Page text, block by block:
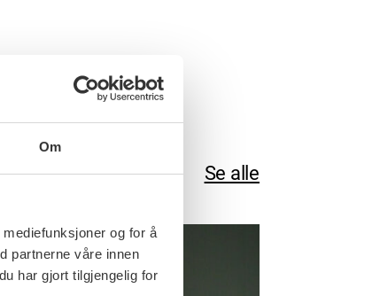
Om
og for å
partnerne våre innen
har gjort tilgjengelig for
Se alle